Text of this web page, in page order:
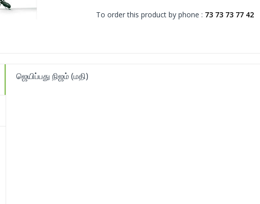
To order this product by phone : 73 73 73 77 42
ஜெயிப்பது நிஜம் (மதி)